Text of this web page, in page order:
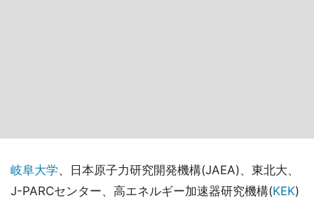
岐阜大学、日本原子力研究開発機構(JAEA)、東北大、
J-PARCセンター、高エネルギー加速器研究機構(KEK)